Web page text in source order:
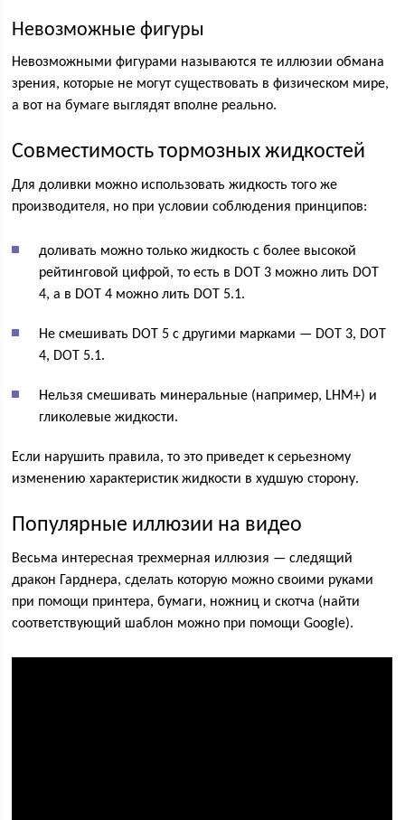
Невозможные фигуры
Невозможными фигурами называются те иллюзии обмана
зрения, которые не могут существовать в физическом мире,
а вот на бумаге выглядят вполне реально.
Совместимость тормозных жидкостей
Для доливки можно использовать жидкость того же
производителя, но при условии соблюдения принципов:
доливать можно только жидкость с более высокой
рейтинговой цифрой, то есть в DOT 3 можно лить DOT
4, а в DOT 4 можно лить DOT 5.1.
Не смешивать DOT 5 с другими марками — DOT 3, DOT
4, DOT 5.1.
Нельзя смешивать минеральные (например, LHM+) и
гликолевые жидкости.
Если нарушить правила, то это приведет к серьезному
изменению характеристик жидкости в худшую сторону.
Популярные иллюзии на видео
Весьма интересная трехмерная иллюзия — следящий
дракон Гарднера, сделать которую можно своими руками
при помощи принтера, бумаги, ножниц и скотча (найти
соответствующий шаблон можно при помощи Google).